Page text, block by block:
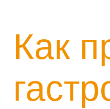
Как